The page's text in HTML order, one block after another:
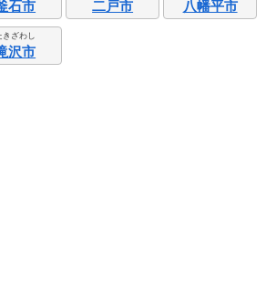
石市 二戸市 八幡平市
きざわし
沢市